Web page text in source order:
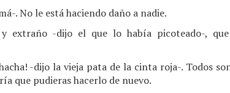
. No le está haciendo daño a nadie.
extraño -dijo el que lo había picoteado-,
-dijo la vieja pata de la cinta roja-. Todos
que pudieras hacerlo de nuevo.